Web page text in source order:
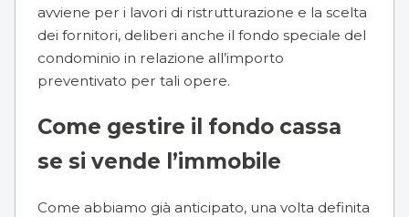
avviene per i lavori di ristrutturazione e la scelta
dei fornitori, deliberi anche il fondo speciale del
condominio in relazione all’importo
preventivato per tali opere.
Come gestire il fondo cassa
se si vende l’immobile
Come abbiamo già anticipato, una volta definita